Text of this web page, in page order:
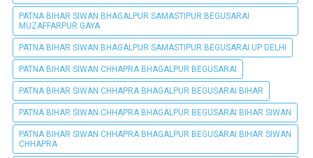
PATNA BIHAR SIWAN BHAGALPUR SAMASTIPUR BEGUSARAI
MUZAFFARPUR GAYA
PATNA BIHAR SIWAN BHAGALPUR SAMASTIPUR BEGUSARAI UP DELHI
PATNA BIHAR SIWAN CHHAPRA BHAGALPUR BEGUSARAI
PATNA BIHAR SIWAN CHHAPRA BHAGALPUR BEGUSARAI BIHAR
PATNA BIHAR SIWAN CHHAPRA BHAGALPUR BEGUSARAI BIHAR SIWAN
PATNA BIHAR SIWAN CHHAPRA BHAGALPUR BEGUSARAI BIHAR SIWAN
CHHAPRA